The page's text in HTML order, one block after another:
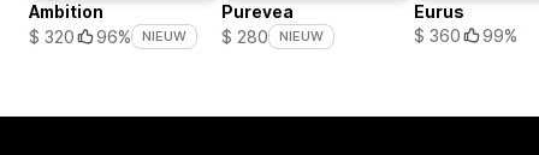
Ambition
$ 320
96% NIEUW
Purevea
$ 280
NIEUW
Eurus
$ 360
99%